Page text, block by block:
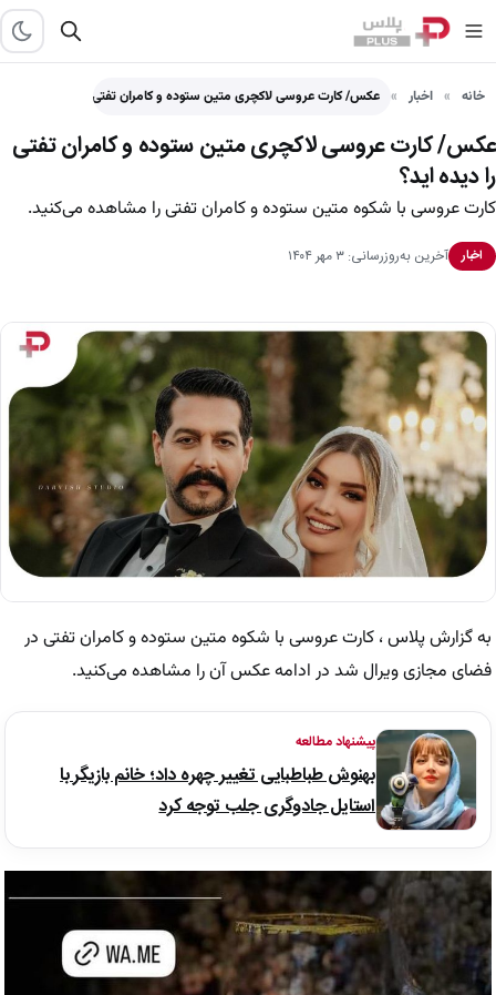
خانه اخبار عکس/ کارت عروسی لاکچری متین ستوده و کامران تفتی را…
عکس/ کارت عروسی لاکچری متین ستوده و کامران تفتی
را دیده اید؟
کارت عروسی با شکوه متین ستوده و کامران تفتی را مشاهده می‌کنید.
اخبار آخرین به‌روزرسانی: ۳ مهر ۱۴۰۴
به گزارش پلاس ، کارت عروسی با شکوه متین ستوده و کامران تفتی در
فضای مجازی ویرال شد در ادامه عکس آن را مشاهده می‌کنید.
پیشنهاد مطالعه
بهنوش طباطبایی تغییر چهره داد؛ خانم بازیگر با
استایل جادوگری جلب توجه کرد